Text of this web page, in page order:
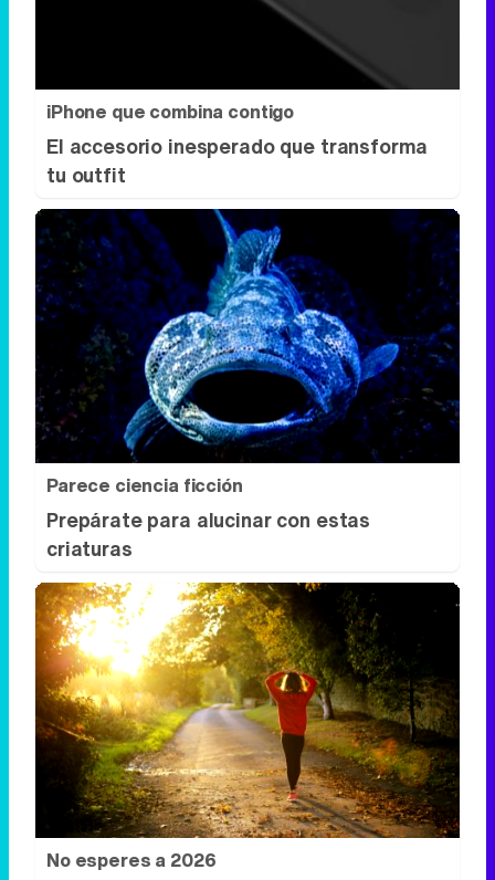
iPhone que combina contigo
El accesorio inesperado que transforma
tu outfit
Parece ciencia ficción
Prepárate para alucinar con estas
criaturas
No esperes a 2026